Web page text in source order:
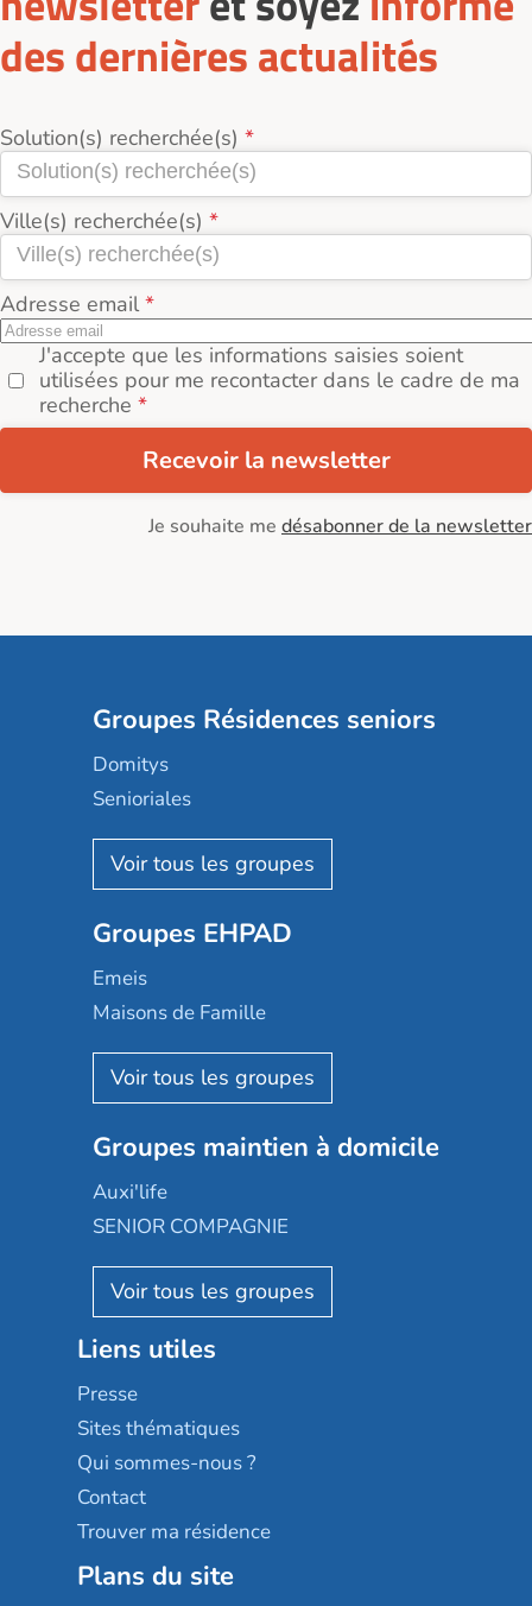
des dernières actualités
Solution(s) recherchée(s)
Ville(s) recherchée(s)
Adresse email
J'accepte que les informations saisies soient
utilisées pour me recontacter dans le cadre de ma
recherche
Recevoir la newsletter
Je souhaite me désabonner de la newsletter
Groupes Résidences seniors
Domitys
Senioriales
Nohée
Les Résidentiels
Mobicap
Domusvi
Happy Senior
Aquarelia
Nexity edenea
Les jardins d'Arcadie
Occitalia
Appartseniors
Reseda
Stella management
Les villages d'or
Sérénys
Résidences services Villa Médicis
Groupes EHPAD
Emeis
Maisons de Famille
Korian
Emera
Groupe SOS
Le Noble Âge
Almage
Résidalya
Groupe aplus
Groupes maintien à domicile
Auxi'life
SENIOR COMPAGNIE
AGE D'OR Services
Liens utiles
Presse
Sites thématiques
Qui sommes-nous ?
Contact
Trouver ma résidence
Plans du site